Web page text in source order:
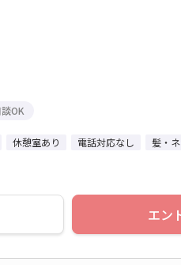
OK
休憩室あり 電話対応なし
髪・
エン